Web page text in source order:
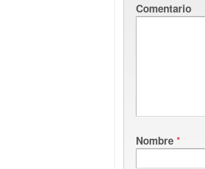
Comentario
Nombre *